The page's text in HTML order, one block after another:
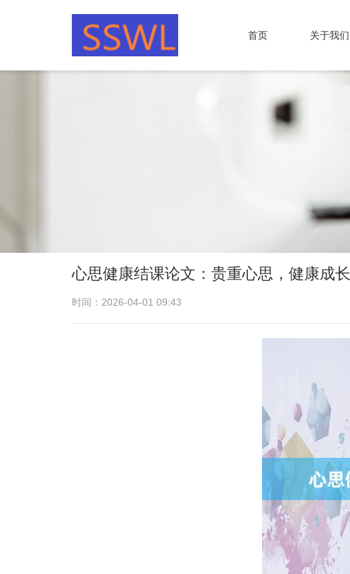
首页 关于我们
心思健康结课论文：贵重心思，健康成长
时间：2026-04-01 09:43